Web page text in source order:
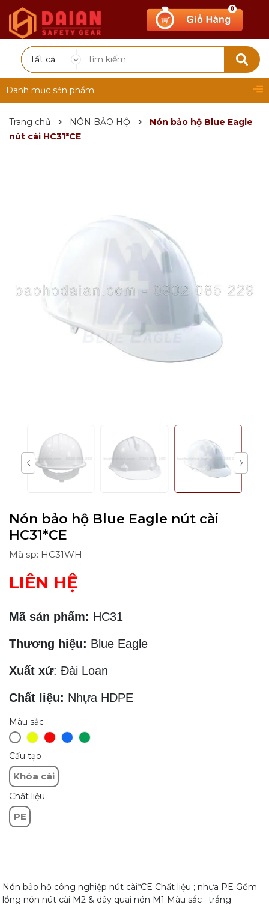
Tất cả
0
Danh mục sản phẩm
Trang chủ NÓN BẢO HỘ
Nón bảo hộ Blue Eagle
nút cài HC31*CE
Nón bảo hộ Blue Eagle nút cài
HC31*CE
Mã sp: HC31WH
LIÊN HỆ
Mã sản phẩm: HC31
Thương hiệu: Blue Eagle
Xuất xứ: Đài Loan
Chất liệu: Nhựa HDPE
Màu sắc
Cấu tạo
Khóa cài
Chất liệu
PE
Nón bảo hộ công nghiệp nút cài*CE Chất liệu ; nhựa PE Gồm
lồng nón nút cài M2 & dây quai nón M1 Màu sắc : trắng